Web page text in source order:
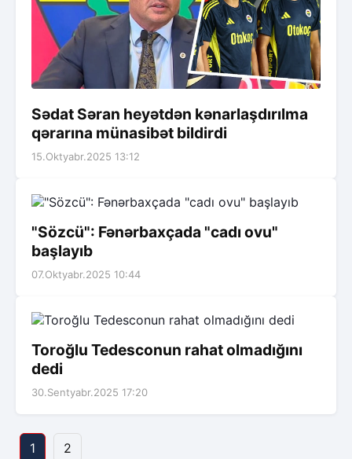
Sədat Səran heyətdən kənarlaşdırılma
qərarına münasibət bildirdi
15.Oktyabr.2025 13:12
"Sözcü": Fənərbaxçada "cadı ovu"
başlayıb
07.Oktyabr.2025 10:44
Toroğlu Tedesconun rahat olmadığını
dedi
30.Sentyabr.2025 17:20
1 2